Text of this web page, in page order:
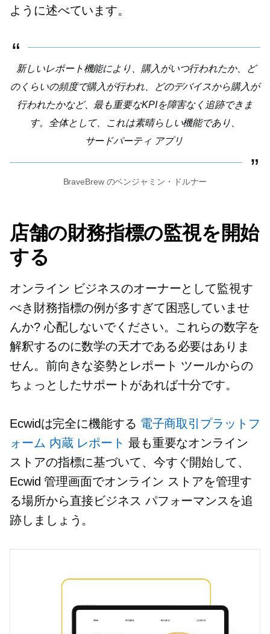
ように述べています。
新しいレポート機能により、購入がいつ行われたか、ど
のくらいの頻度で購入が行われ、どのデバイスから購入が
行われたかなど、最も重要なKPIを障害なく追跡できま
す。全体として、これは素晴らしい機能であり、
サードパーティ アプリ
BraveBrew のベンジャミン・ドルナー
店舗の財務指標の監視を開始
する
オンライン ビジネスのオーナーとして監視す
べき財務指標の例が多すぎて困惑していませ
んか? 心配しないでください。これらの数字を
解釈するのに数学の天才である必要はありま
せん。前向きな姿勢とレポート ツールからの
ちょっとしたサポートがあれば十分です。
Ecwidは完全に機能する 電子商取引プラットフ
ォーム 内蔵レポート 最も重要なオンライン
ストアの指標に基づいて、今すぐ開始して、
Ecwid 管理画面でオンライン ストアを管理す
る場所から直接ビジネス パフォーマンスを追
跡しましょう。